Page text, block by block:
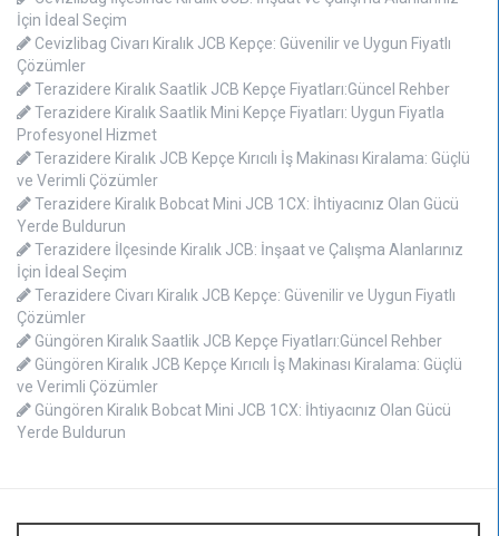
İçin İdeal Seçim
Cevizlibag Civarı Kiralık JCB Kepçe: Güvenilir ve Uygun Fiyatlı
Çözümler
Terazidere Kiralık Saatlik JCB Kepçe Fiyatları:Güncel Rehber
Terazidere Kiralık Saatlik Mini Kepçe Fiyatları: Uygun Fiyatla
Profesyonel Hizmet
Terazidere Kiralık JCB Kepçe Kırıcılı İş Makinası Kiralama: Güçlü
ve Verimli Çözümler
Terazidere Kiralık Bobcat Mini JCB 1CX: İhtiyacınız Olan Gücü
Yerde Buldurun
Terazidere İlçesinde Kiralık JCB: İnşaat ve Çalışma Alanlarınız
İçin İdeal Seçim
Terazidere Civarı Kiralık JCB Kepçe: Güvenilir ve Uygun Fiyatlı
Çözümler
Güngören Kiralık Saatlik JCB Kepçe Fiyatları:Güncel Rehber
Güngören Kiralık JCB Kepçe Kırıcılı İş Makinası Kiralama: Güçlü
ve Verimli Çözümler
Güngören Kiralık Bobcat Mini JCB 1CX: İhtiyacınız Olan Gücü
Yerde Buldurun